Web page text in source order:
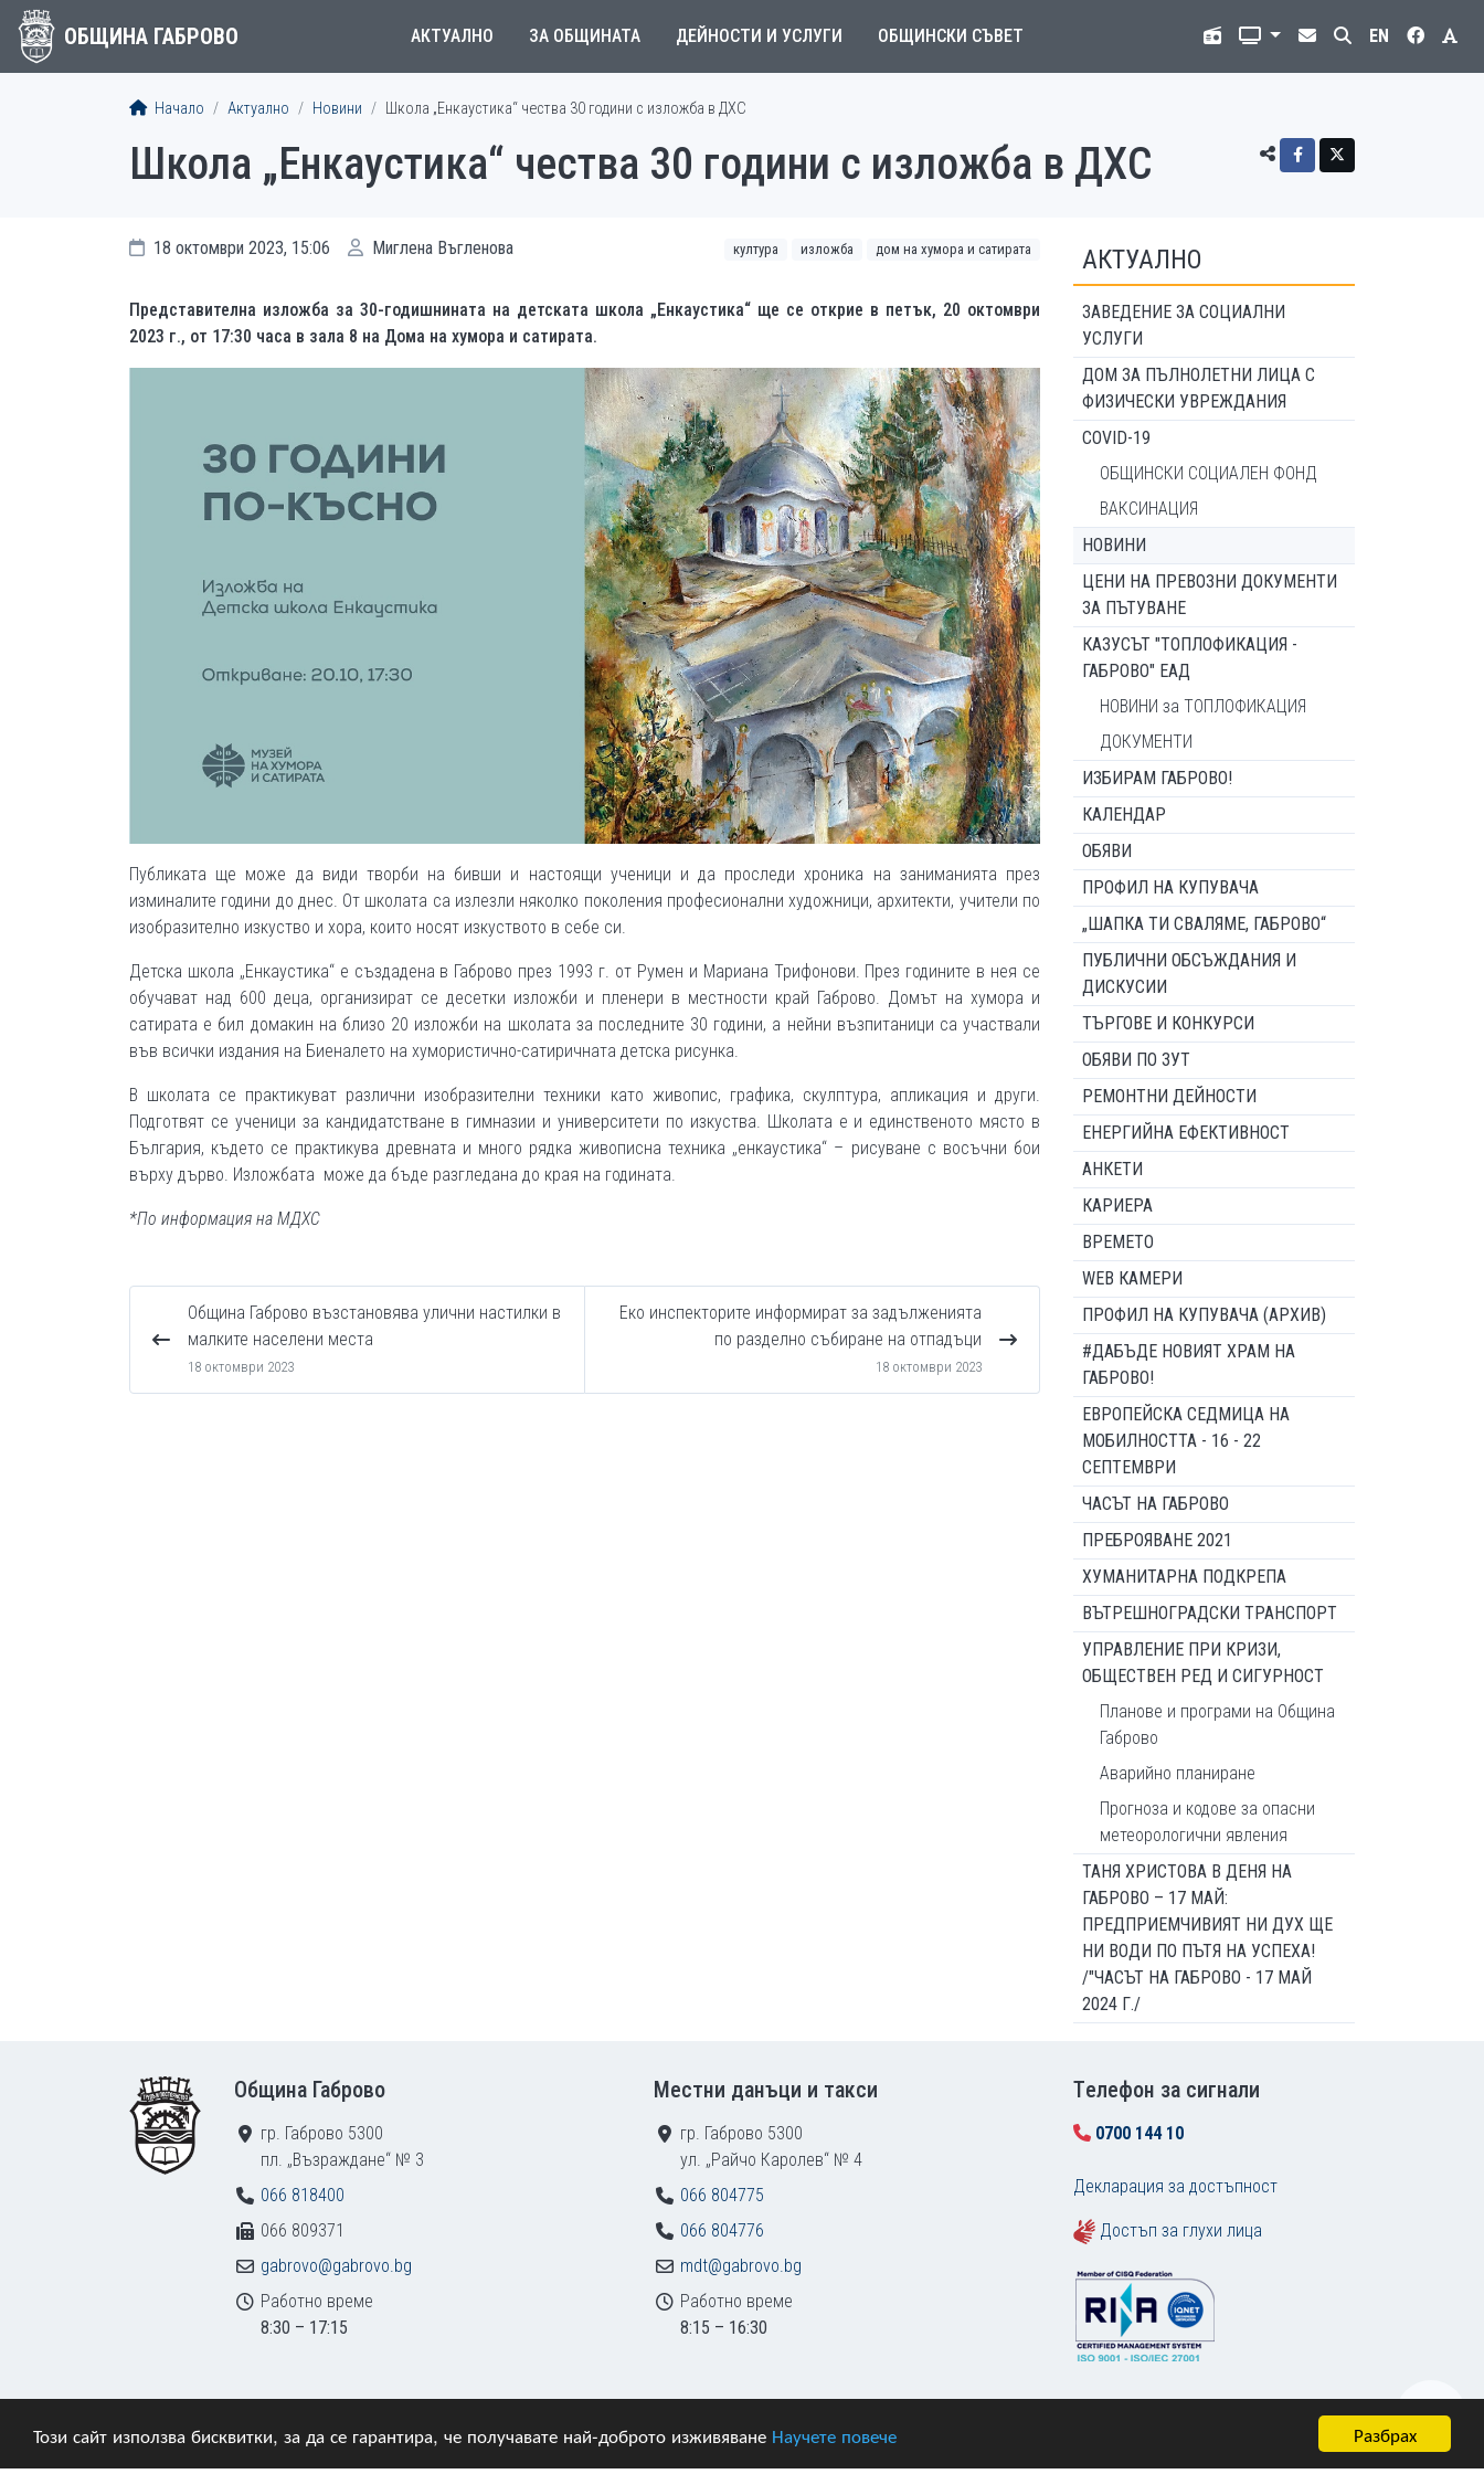
Разбрах
Този сайт използва бисквитки, за да се гарантира, че получавате най-доброто изживяване Научете повече
ОБЩИНА ГАБРОВО АКТУАЛНО ЗА ОБЩИНАТА ДЕЙНОСТИ И УСЛУГИ ОБЩИНСКИ СЪВЕТ EN
Начало Актуално Новини Школа „Енкаустика“ чества 30 години с изложба в ДХС
Школа „Енкаустика“ чества 30 години с изложба в ДХС
18 октомври 2023, 15:06 Миглена Въгленова култура изложба дом на хумора и сатирата
Представителна изложба за 30-годишнината на детската школа „Енкаустика“ ще се открие в петък, 20 октомври
2023 г., от 17:30 часа в зала 8 на Дома на хумора и сатирата.
Публиката ще може да види творби на бивши и настоящи ученици и да проследи хроника на заниманията през
изминалите години до днес. От школата са излезли няколко поколения професионални художници, архитекти, учители по
изобразително изкуство и хора, които носят изкуството в себе си.
Детска школа „Енкаустика“ е създадена в Габрово през 1993 г. от Румен и Мариана Трифонови. През годините в нея се
обучават над 600 деца, организират се десетки изложби и пленери в местности край Габрово. Домът на хумора и
сатирата е бил домакин на близо 20 изложби на школата за последните 30 години, а нейни възпитаници са участвали
във всички издания на Биеналето на хумористично-сатиричната детска рисунка.
В школата се практикуват различни изобразителни техники като живопис, графика, скулптура, апликация и други.
Подготвят се ученици за кандидатстване в гимназии и университети по изкуства. Школата е и единственото място в
България, където се практикува древната и много рядка живописна техника „енкаустика“ – рисуване с восъчни бои
върху дърво. Изложбата може да бъде разгледана до края на годината.
*По информация на МДХС
Община Габрово възстановява улични настилки в
малките населени места
18 октомври 2023
Еко инспекторите информират за задълженията
по разделно събиране на отпадъци
18 октомври 2023
АКТУАЛНО
ЗАВЕДЕНИЕ ЗА СОЦИАЛНИ
УСЛУГИ
ДОМ ЗА ПЪЛНОЛЕТНИ ЛИЦА С
ФИЗИЧЕСКИ УВРЕЖДАНИЯ
COVID-19
ОБЩИНСКИ СОЦИАЛЕН ФОНД
ВАКСИНАЦИЯ
НОВИНИ
ЦЕНИ НА ПРЕВОЗНИ ДОКУМЕНТИ
ЗА ПЪТУВАНЕ
КАЗУСЪТ "ТОПЛОФИКАЦИЯ -
ГАБРОВО" ЕАД
НОВИНИ за ТОПЛОФИКАЦИЯ
ДОКУМЕНТИ
ИЗБИРАМ ГАБРОВО!
КАЛЕНДАР
ОБЯВИ
ПРОФИЛ НА КУПУВАЧА
„ШАПКА ТИ СВАЛЯМЕ, ГАБРОВО“
ПУБЛИЧНИ ОБСЪЖДАНИЯ И
ДИСКУСИИ
ТЪРГОВЕ И КОНКУРСИ
ОБЯВИ ПО ЗУТ
РЕМОНТНИ ДЕЙНОСТИ
ЕНЕРГИЙНА ЕФЕКТИВНОСТ
АНКЕТИ
КАРИЕРА
ВРЕМЕТО
WEB КАМЕРИ
ПРОФИЛ НА КУПУВАЧА (АРХИВ)
#ДАБЪДЕ НОВИЯТ ХРАМ НА
ГАБРОВО!
ЕВРОПЕЙСКА СЕДМИЦА НА
МОБИЛНОСТТА - 16 - 22
СЕПТЕМВРИ
ЧАСЪТ НА ГАБРОВО
ПРЕБРОЯВАНЕ 2021
ХУМАНИТАРНА ПОДКРЕПА
ВЪТРЕШНОГРАДСКИ ТРАНСПОРТ
УПРАВЛЕНИЕ ПРИ КРИЗИ,
ОБЩЕСТВЕН РЕД И СИГУРНОСТ
Планове и програми на Община
Габрово
Аварийно планиране
Прогноза и кодове за опасни
метеорологични явления
ТАНЯ ХРИСТОВА В ДЕНЯ НА
ГАБРОВО – 17 МАЙ:
ПРЕДПРИЕМЧИВИЯТ НИ ДУХ ЩЕ
НИ ВОДИ ПО ПЪТЯ НА УСПЕХА!
/"ЧАСЪТ НА ГАБРОВО - 17 МАЙ
2024 Г./
Община Габрово
гр. Габрово 5300
пл. „Възраждане“ № 3
066 818400
066 809371
gabrovo@gabrovo.bg
Работно време
8:30 – 17:15
Местни данъци и такси
гр. Габрово 5300
ул. „Райчо Каролев“ № 4
066 804775
066 804776
mdt@gabrovo.bg
Работно време
8:15 – 16:30
Tелефон за сигнали
0700 144 10
Декларация за достъпност
Достъп за глухи лица
© 2009–2026 Община Габрово. Всички права запазени.